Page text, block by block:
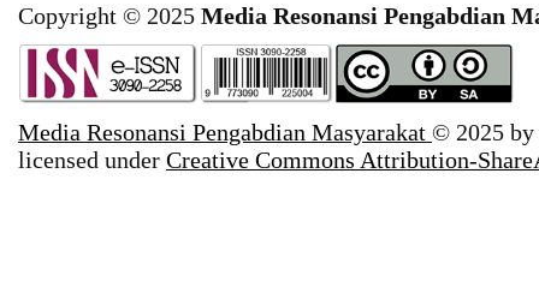
Copyright © 2025 Media Resonansi Pengabdian
Media Resonansi Pengabdian Masyarakat © 2025 by
licensed under Creative Commons Attribution-